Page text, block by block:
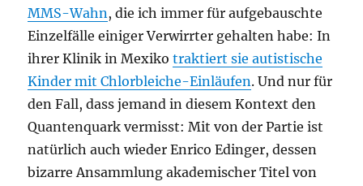
MMS-Wahn, die ich immer für aufgebauschte
Einzelfälle einiger Verwirrter gehalten habe: In
ihrer Klinik in Mexikotraktiert sie autistische
Kinder mit Chlorbleiche-Einläufen. Und nur für
den Fall, dass jemand in diesem Kontext den
Quantenquark vermisst: Mit von der Partie ist
natürlich auch wieder Enrico Edinger, dessen
bizarre Ansammlung akademischer Titel von